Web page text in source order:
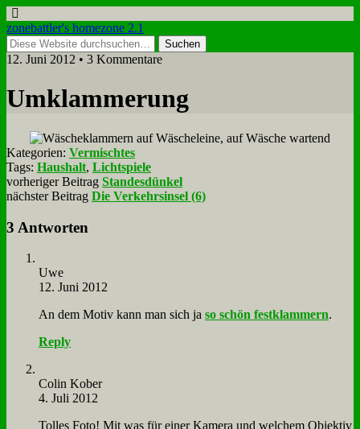
zonebattler's homezone 2.1
12. Juni 2012 • 3 Kommentare
Um­klam­me­rung
Kategorien: Vermischtes
Tags: Haushalt, Lichtspiele
vorheriger Beitrag Standesdünkel
nächster Beitrag Die Verkehrsinsel (6)
3 Antworten
Uwe
12. Juni 2012
An dem Mo­tiv kann man sich ja so schön fest­klam­mern.
Reply
Co­lin Ko­ber
4. Juli 2012
Tol­les Fo­to! Mit was für ei­ner Ka­me­ra und wel­chem Ob­jek­tiv